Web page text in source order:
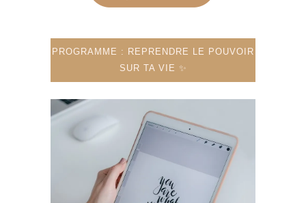
PROGRAMME : REPRENDRE LE POUVOIR
SUR TA VIE ✨